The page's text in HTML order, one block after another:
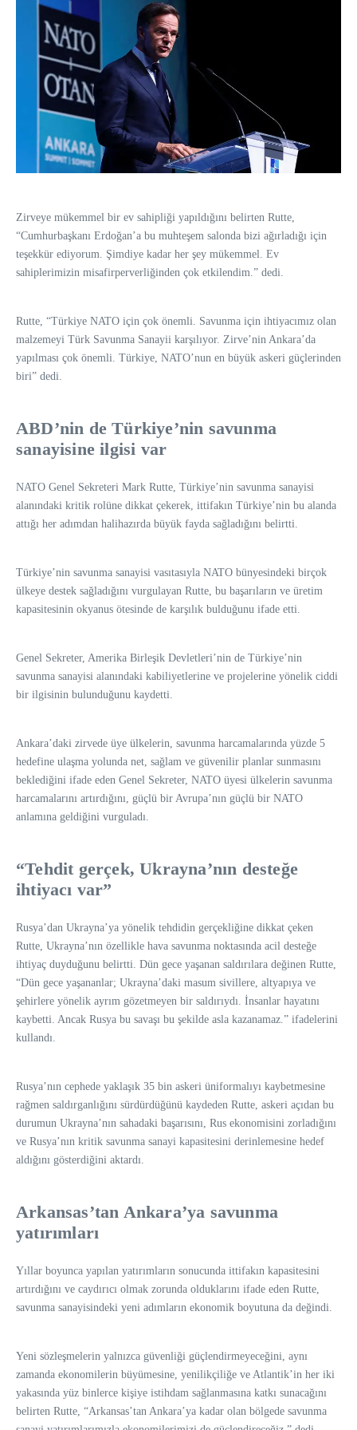
Zirveye mükemmel bir ev sahipliği yapıldığını belirten Rutte,
“Cumhurbaşkanı Erdoğan’a bu muhteşem salonda bizi ağırladığı için
teşekkür ediyorum. Şimdiye kadar her şey mükemmel. Ev
sahiplerimizin misafirperverliğinden çok etkilendim.” dedi.
Rutte, “Türkiye NATO için çok önemli. Savunma için ihtiyacımız olan
malzemeyi Türk Savunma Sanayii karşılıyor. Zirve’nin Ankara’da
yapılması çok önemli. Türkiye, NATO’nun en büyük askeri güçlerinden
biri” dedi.
ABD’nin de Türkiye’nin savunma
sanayisine ilgisi var
NATO Genel Sekreteri Mark Rutte, Türkiye’nin savunma sanayisi
alanındaki kritik rolüne dikkat çekerek, ittifakın Türkiye’nin bu alanda
attığı her adımdan halihazırda büyük fayda sağladığını belirtti.
Türkiye’nin savunma sanayisi vasıtasıyla NATO bünyesindeki birçok
ülkeye destek sağladığını vurgulayan Rutte, bu başarıların ve üretim
kapasitesinin okyanus ötesinde de karşılık bulduğunu ifade etti.
Genel Sekreter, Amerika Birleşik Devletleri’nin de Türkiye’nin
savunma sanayisi alanındaki kabiliyetlerine ve projelerine yönelik ciddi
bir ilgisinin bulunduğunu kaydetti.
Ankara’daki zirvede üye ülkelerin, savunma harcamalarında yüzde 5
hedefine ulaşma yolunda net, sağlam ve güvenilir planlar sunmasını
beklediğini ifade eden Genel Sekreter, NATO üyesi ülkelerin savunma
harcamalarını artırdığını, güçlü bir Avrupa’nın güçlü bir NATO
anlamına geldiğini vurguladı.
“Tehdit gerçek, Ukrayna’nın desteğe
ihtiyacı var”
Rusya’dan Ukrayna’ya yönelik tehdidin gerçekliğine dikkat çeken
Rutte, Ukrayna’nın özellikle hava savunma noktasında acil desteğe
ihtiyaç duyduğunu belirtti. Dün gece yaşanan saldırılara değinen Rutte,
“Dün gece yaşananlar; Ukrayna’daki masum sivillere, altyapıya ve
şehirlere yönelik ayrım gözetmeyen bir saldırıydı. İnsanlar hayatını
kaybetti. Ancak Rusya bu savaşı bu şekilde asla kazanamaz.” ifadelerini
kullandı.
Rusya’nın cephede yaklaşık 35 bin askeri üniformalıyı kaybetmesine
rağmen saldırganlığını sürdürdüğünü kaydeden Rutte, askeri açıdan bu
durumun Ukrayna’nın sahadaki başarısını, Rus ekonomisini zorladığını
ve Rusya’nın kritik savunma sanayi kapasitesini derinlemesine hedef
aldığını gösterdiğini aktardı.
Arkansas’tan Ankara’ya savunma
yatırımları
Yıllar boyunca yapılan yatırımların sonucunda ittifakın kapasitesini
artırdığını ve caydırıcı olmak zorunda olduklarını ifade eden Rutte,
savunma sanayisindeki yeni adımların ekonomik boyutuna da değindi.
Yeni sözleşmelerin yalnızca güvenliği güçlendirmeyeceğini, aynı
zamanda ekonomilerin büyümesine, yenilikçiliğe ve Atlantik’in her iki
yakasında yüz binlerce kişiye istihdam sağlanmasına katkı sunacağını
belirten Rutte, “Arkansas’tan Ankara’ya kadar olan bölgede savunma